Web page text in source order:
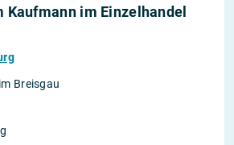
Kaufmann im Einzelhandel
Breisgau